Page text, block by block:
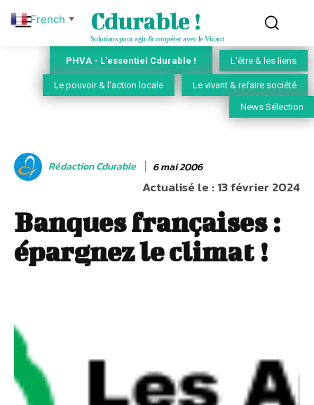
Cdurable !
Solutions pour agir & coopérer avec le Vivant
PHVA - L'essentiel Cdurable ! L'être & les liens
Le pouvoir & l'action locale Le vivant & refaire société
News Sélection
Rédaction Cdurable 6 mai 2006
Actualisé le :13 février 2024
Banques françaises :
épargnez le climat !
French ▼